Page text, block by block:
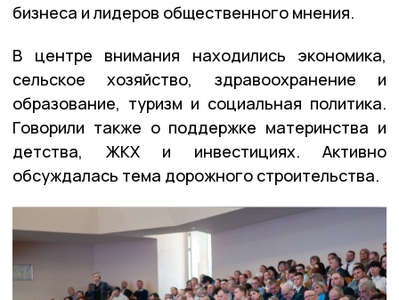
бизнеса и лидеров общественного мнения.
В центре внимания находились экономика,
сельское хозяйство, здравоохранение и
образование, туризм и социальная политика.
Говорили также о поддержке материнства и
детства, ЖКХ и инвестициях. Активно
обсуждалась тема дорожного строительства.